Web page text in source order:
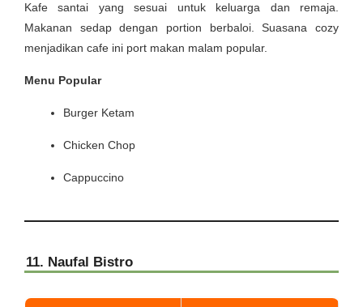
Kafe santai yang sesuai untuk keluarga dan remaja.
Makanan sedap dengan portion berbaloi. Suasana cozy
menjadikan cafe ini port makan malam popular.
Menu Popular
Burger Ketam
Chicken Chop
Cappuccino
11. Naufal Bistro